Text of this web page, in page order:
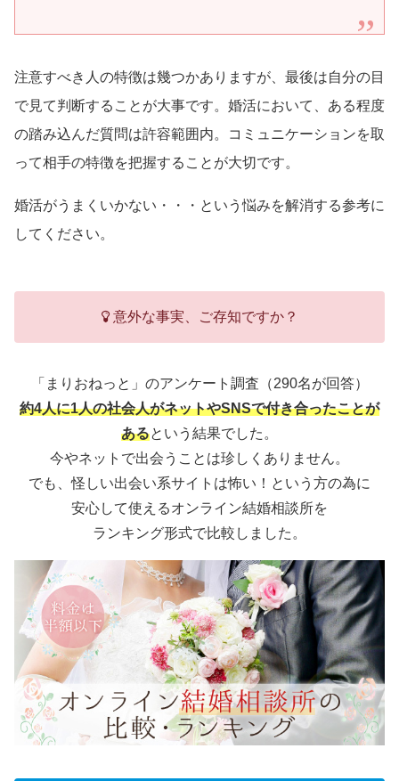
注意すべき人の特徴は幾つかありますが、最後は自分の目
で見て判断することが大事です。婚活において、ある程度
の踏み込んだ質問は許容範囲内。コミュニケーションを取
って相手の特徴を把握することが大切です。
婚活がうまくいかない・・・という悩みを解消する参考に
してください。
意外な事実、ご存知ですか？
「まりおねっと」のアンケート調査（290名が回答）
約4人に1人の社会人がネットやSNSで付き合ったことが
あるという結果でした。
今やネットで出会うことは珍しくありません。
でも、怪しい出会い系サイトは怖い！という方の為に
安心して使えるオンライン結婚相談所を
ランキング形式で比較しました。